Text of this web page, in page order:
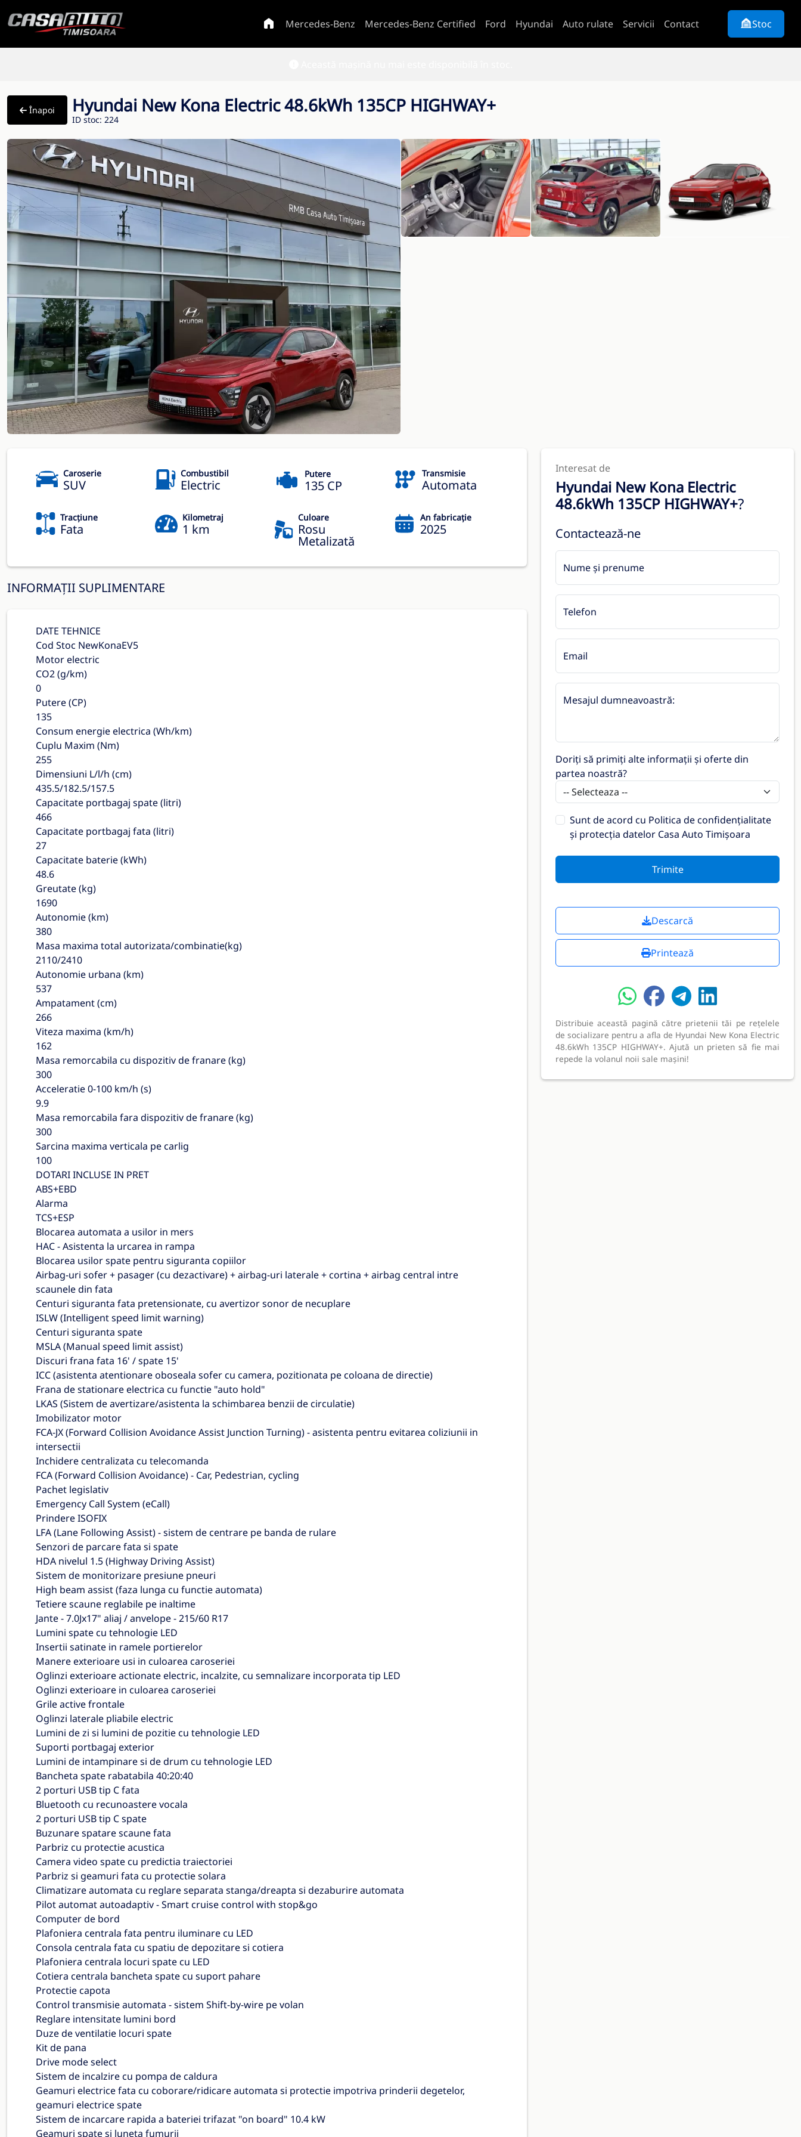
Mercedes-Benz Mercedes-Benz Certified Ford Hyundai Auto rulate Servicii Contact Stoc
Înapoi Hyundai New Kona Electric 48.6kWh 135CP HIGHWAY+
ID stoc: 224
Caroserie
SUV
Combustibil
Electric
Putere
135 CP
Transmisie
Automata
Tracțiune
Fata
Kilometraj
1 km
Culoare
Rosu
Metalizată
An fabricație
2025
INFORMAȚII SUPLIMENTARE
DATE TEHNICE
Cod Stoc NewKonaEV5
Motor electric
CO2 (g/km)
0
Putere (CP)
135
Consum energie electrica (Wh/km)
Cuplu Maxim (Nm)
255
Dimensiuni L/l/h (cm)
435.5/182.5/157.5
Capacitate portbagaj spate (litri)
466
Capacitate portbagaj fata (litri)
27
Capacitate baterie (kWh)
48.6
Greutate (kg)
1690
Autonomie (km)
380
Masa maxima total autorizata/combinatie(kg)
2110/2410
Autonomie urbana (km)
537
Ampatament (cm)
266
Viteza maxima (km/h)
162
Masa remorcabila cu dispozitiv de franare (kg)
300
Acceleratie 0-100 km/h (s)
9.9
Masa remorcabila fara dispozitiv de franare (kg)
300
Sarcina maxima verticala pe carlig
100
DOTARI INCLUSE IN PRET
ABS+EBD
Alarma
TCS+ESP
Blocarea automata a usilor in mers
HAC - Asistenta la urcarea in rampa
Blocarea usilor spate pentru siguranta copiilor
Airbag-uri sofer + pasager (cu dezactivare) + airbag-uri laterale + cortina + airbag central intre
scaunele din fata
Centuri siguranta fata pretensionate, cu avertizor sonor de necuplare
ISLW (Intelligent speed limit warning)
Centuri siguranta spate
MSLA (Manual speed limit assist)
Discuri frana fata 16' / spate 15'
ICC (asistenta atentionare oboseala sofer cu camera, pozitionata pe coloana de directie)
Frana de stationare electrica cu functie "auto hold"
LKAS (Sistem de avertizare/asistenta la schimbarea benzii de circulatie)
Imobilizator motor
FCA-JX (Forward Collision Avoidance Assist Junction Turning) - asistenta pentru evitarea coliziunii in
intersectii
Inchidere centralizata cu telecomanda
FCA (Forward Collision Avoidance) - Car, Pedestrian, cycling
Pachet legislativ
Emergency Call System (eCall)
Prindere ISOFIX
LFA (Lane Following Assist) - sistem de centrare pe banda de rulare
Senzori de parcare fata si spate
HDA nivelul 1.5 (Highway Driving Assist)
Sistem de monitorizare presiune pneuri
High beam assist (faza lunga cu functie automata)
Tetiere scaune reglabile pe inaltime
Jante - 7.0Jx17" aliaj / anvelope - 215/60 R17
Lumini spate cu tehnologie LED
Insertii satinate in ramele portierelor
Manere exterioare usi in culoarea caroseriei
Oglinzi exterioare actionate electric, incalzite, cu semnalizare incorporata tip LED
Oglinzi exterioare in culoarea caroseriei
Grile active frontale
Oglinzi laterale pliabile electric
Lumini de zi si lumini de pozitie cu tehnologie LED
Suporti portbagaj exterior
Lumini de intampinare si de drum cu tehnologie LED
Bancheta spate rabatabila 40:20:40
2 porturi USB tip C fata
Bluetooth cu recunoastere vocala
2 porturi USB tip C spate
Buzunare spatare scaune fata
Parbriz cu protectie acustica
Camera video spate cu predictia traiectoriei
Parbriz si geamuri fata cu protectie solara
Climatizare automata cu reglare separata stanga/dreapta si dezaburire automata
Pilot automat autoadaptiv - Smart cruise control with stop&go
Computer de bord
Plafoniera centrala fata pentru iluminare cu LED
Consola centrala fata cu spatiu de depozitare si cotiera
Plafoniera centrala locuri spate cu LED
Cotiera centrala bancheta spate cu suport pahare
Protectie capota
Control transmisie automata - sistem Shift-by-wire pe volan
Reglare intensitate lumini bord
Duze de ventilatie locuri spate
Kit de pana
Drive mode select
Sistem de incalzire cu pompa de caldura
Geamuri electrice fata cu coborare/ridicare automata si protectie impotriva prinderii degetelor,
geamuri electrice spate
Sistem de incarcare rapida a bateriei trifazat "on board" 10.4 kW
Geamuri spate si luneta fumurii
Interesat de
Hyundai New Kona Electric
48.6kWh 135CP HIGHWAY+?
Contactează-ne
Nume și prenume
Telefon
Email
Mesajul dumneavoastră:
Doriți să primiți alte informații și oferte din
partea noastră?
Sunt de acord cu Politica de confidențialitate
și protecția datelor Casa Auto Timișoara
Trimite
Descarcă
Printează
Distribuie această pagină către prietenii tăi pe rețelele
de socializare pentru a afla de Hyundai New Kona Electric
48.6kWh 135CP HIGHWAY+. Ajută un prieten să fie mai
repede la volanul noii sale mașini!